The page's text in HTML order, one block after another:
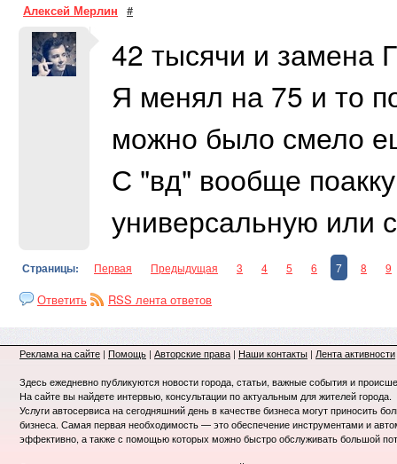
Алексей Мерлин #
42 тысячи и замена
Я менял на 75 и то
можно было смело
С "вд" вообще
универсальную или
Страницы: Первая Предыдущая 3 4 5 6 7 8 9
Ответить RSS лента ответов
Реклама на сайте | Помощь | Авторские права | Наши контакты | Лента активности
Здесь ежедневно публикуются новости города, статьи, важные события и
На сайте вы найдете интервью, консультации по актуальным для жителей города.
Услуги автосервиса на сегодняшний день в качестве бизнеса могут приносить
бизнеса. Самая первая необходимость — это обеспечение инструментами и
эффективно, а также с помощью которых можно быстро обслуживать большой